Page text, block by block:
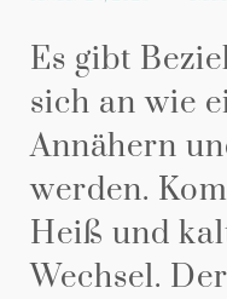
Es gibt
sich an wie
Annähern
werden.
Heiß und
Wechsel.